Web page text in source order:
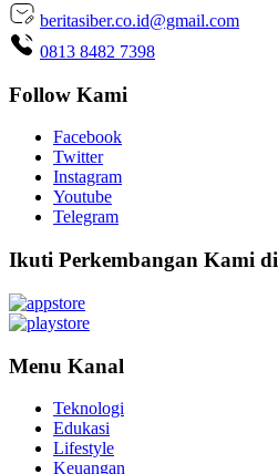
beritasiber.co.id@gmail.com
0813 8482 7398
Follow Kami
Facebook
Twitter
Instagram
Youtube
Telegram
Ikuti Perkembangan Kami di
Menu Kanal
Teknologi
Edukasi
Lifestyle
Keuangan